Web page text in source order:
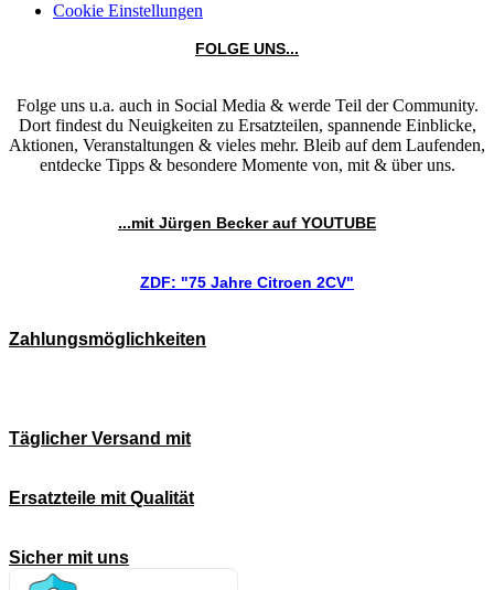
Cookie Einstellungen
FOLGE UNS...
Folge uns u.a. auch in Social Media & werde Teil der Community.
Dort findest du Neuigkeiten zu Ersatzteilen, spannende Einblicke,
Aktionen, Veranstaltungen & vieles mehr. Bleib auf dem Laufenden,
entdecke Tipps & besondere Momente von, mit & über uns.
...mit Jürgen Becker auf YOUTUBE
ZDF: "75 Jahre Citroen 2CV"
Zahlungsmöglichkeiten
Täglicher Versand mit
Ersatzteile mit Qualität
Sicher mit uns